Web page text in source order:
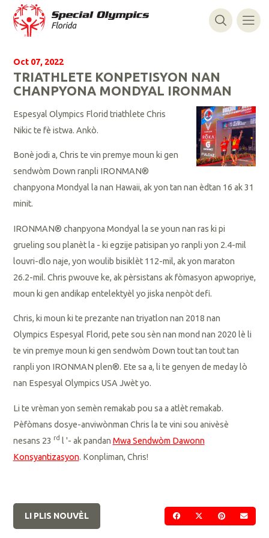
Oct 07, 2022
TRIATHLETE KONPETISYON NAN
CHANPYONA MONDYAL IRONMAN
Espesyal Olympics Florid triathlete Chris
Nikic te fè istwa. Ankò.
Bonè jodi a, Chris te vin premye moun ki gen
sendwòm Down ranpli IRONMAN®
chanpyona Mondyal la nan Hawaii, ak yon tan nan èdtan 16 ak 31
minit.
IRONMAN® chanpyona Mondyal la se youn nan ras ki pi
grueling sou planèt la - ki egzije patisipan yo ranpli yon 2.4-mil
louvri-dlo naje, yon woulib bisiklèt 112-mil, ak yon maraton
26.2-mil. Chris pwouve ke, ak pèrsistans ak fòmasyon apwopriye,
moun ki gen andikap entelektyèl yo jiska nenpòt defi.
Chris, ki moun ki te prezante nan triyatlon nan 2018 nan
Olympics Espesyal Florid, pete sou sèn nan mond nan 2020 lè li
te vin premye moun ki gen sendwòm Down tout tan tout tan
ranpli yon IRONMAN plen®. Ete sa a, li te genyen de meday lò
nan Espesyal Olympics USA Jwèt yo.
Li te vrèman yon semèn remakab pou sa a atlèt remakab.
Pèfòmans dosye-anviwònman Chris la te vini sou anivèsè
nesans 23 rd l '- ak pandan Mwa Sendwòm Dawonn
Konsyantizasyon. Konpliman, Chris!
PATAJE SOUPATAJE SOU
PATAJE
LI PLIS NOUVÈL